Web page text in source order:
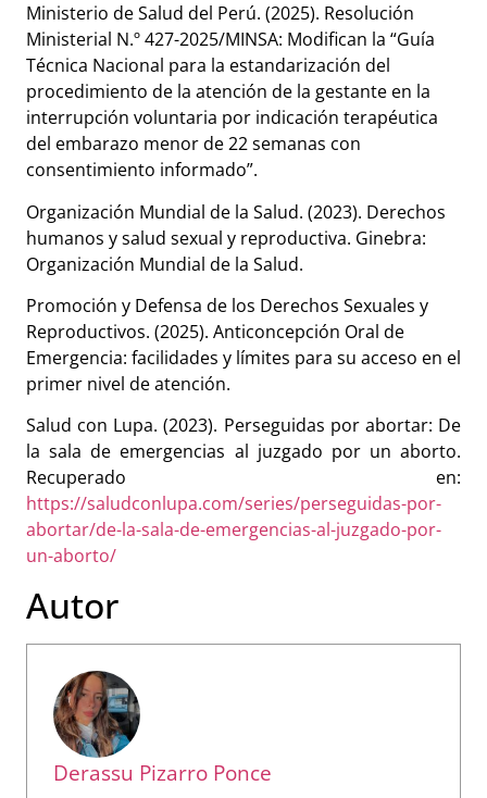
Ministerio de Salud del Perú. (2025). Resolución
Ministerial N.º 427-2025/MINSA: Modifican la “Guía
Técnica Nacional para la estandarización del
procedimiento de la atención de la gestante en la
interrupción voluntaria por indicación terapéutica
del embarazo menor de 22 semanas con
consentimiento informado”.
Organización Mundial de la Salud. (2023). Derechos
humanos y salud sexual y reproductiva. Ginebra:
Organización Mundial de la Salud.
Promoción y Defensa de los Derechos Sexuales y
Reproductivos. (2025). Anticoncepción Oral de
Emergencia: facilidades y límites para su acceso en el
primer nivel de atención.
Salud con Lupa. (2023). Perseguidas por abortar: De
la sala de emergencias al juzgado por un aborto.
Recuperado en:
https://saludconlupa.com/series/perseguidas-por-
abortar/de-la-sala-de-emergencias-al-juzgado-por-
un-aborto/
Autor
Derassu Pizarro Ponce